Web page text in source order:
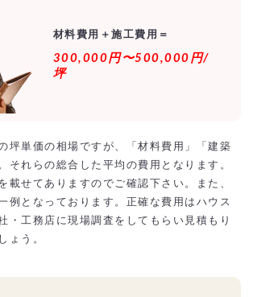
ム以外のローコスト住宅のおすすめの
のランキング
ムなら総額1500万以下で土地込み30
！？
ム住宅の土地代の相場（地方別）
て住宅の新築施工事例
て住宅の新築施工事例
ム住宅の相場をオーバーしないように
するには？
材料費用＋施工費用＝
300,000円〜500,000円/
坪
坪単価の相場ですが、「材料費用」「建築
それらの総合した平均の費用となります。
載せてありますのでご確認下さい。また、
例となっております。正確な費用はハウス
・工務店に現場調査をしてもらい見積もり
ょう。